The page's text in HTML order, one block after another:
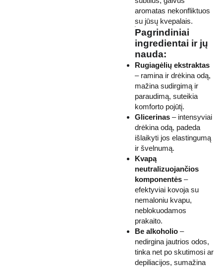
aromatas nekonfliktuos
su jūsų kvepalais.
Pagrindiniai
ingredientai ir jų
nauda:
Rugiagėlių ekstraktas
– ramina ir drėkina odą,
mažina sudirgimą ir
paraudimą, suteikia
komforto pojūtį.
Glicerinas – intensyviai
drėkina odą, padeda
išlaikyti jos elastingumą
ir švelnumą.
Kvapą
neutralizuojančios
komponentės –
efektyviai kovoja su
nemaloniu kvapu,
neblokuodamos
prakaito.
Be alkoholio –
nedirgina jautrios odos,
tinka net po skutimosi ar
depiliacijos, sumažina